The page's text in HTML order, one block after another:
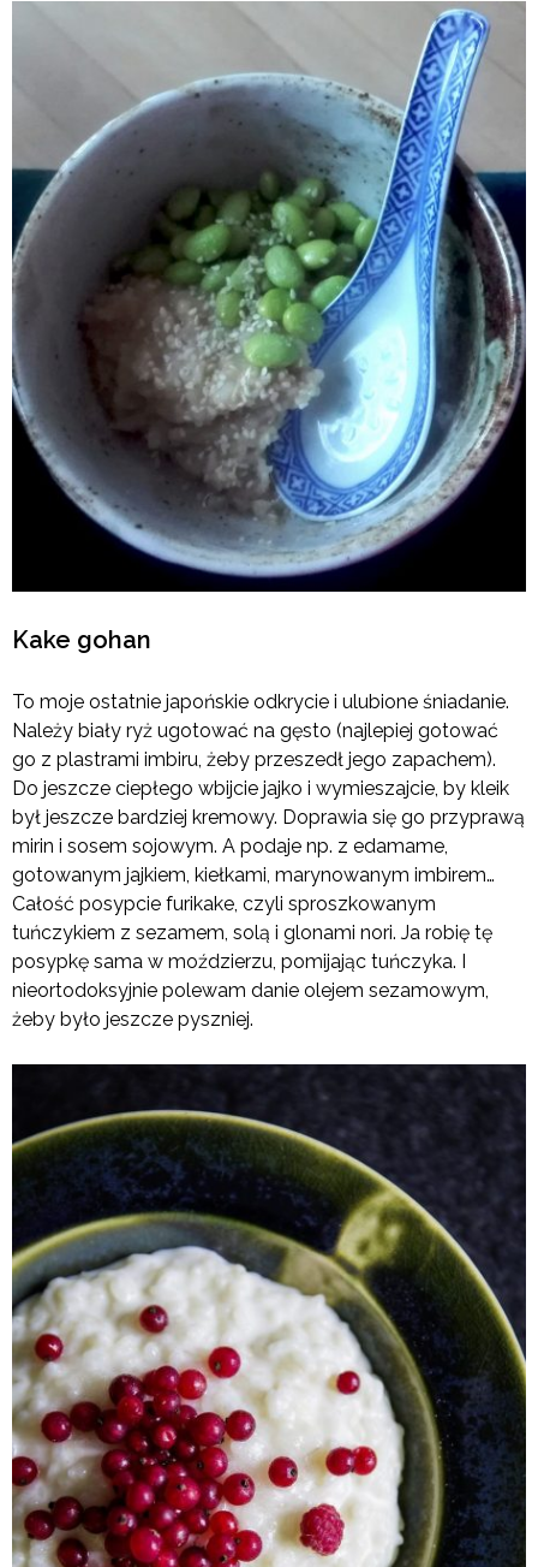
Kake gohan
To moje ostatnie japońskie odkrycie i ulubione śniadanie.
Należy biały ryż ugotować na gęsto (najlepiej gotować
go z plastrami imbiru, żeby przeszedł jego zapachem).
Do jeszcze ciepłego wbijcie jajko i wymieszajcie, by kleik
był jeszcze bardziej kremowy. Doprawia się go przyprawą
mirin i sosem sojowym. A podaje np. z edamame,
gotowanym jajkiem, kiełkami, marynowanym imbirem…
Całość posypcie furikake, czyli sproszkowanym
tuńczykiem z sezamem, solą i glonami nori. Ja robię tę
posypkę sama w moździerzu, pomijając tuńczyka. I
nieortodoksyjnie polewam danie olejem sezamowym,
żeby było jeszcze pyszniej.